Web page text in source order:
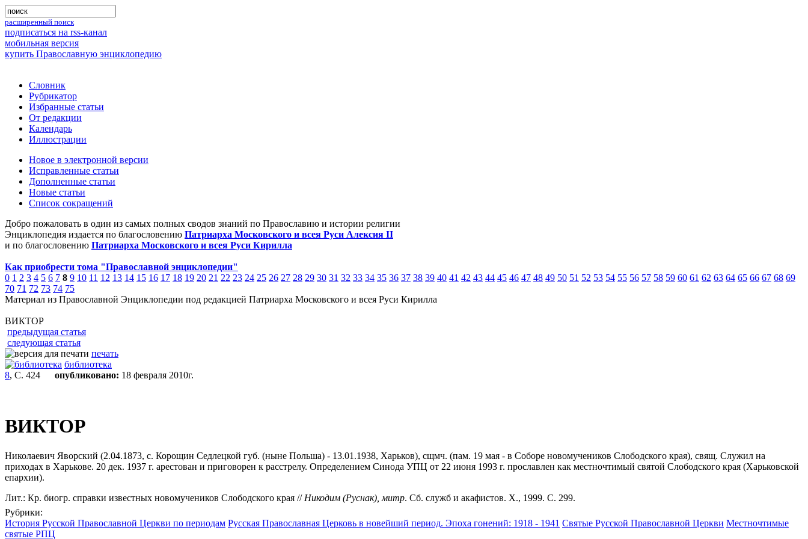
расширенный поиск
подписаться на rss-канал
мобильная версия
купить Православную энциклопедию
Словник
Рубрикатор
Избранные статьи
От редакции
Календарь
Иллюстрации
Новое в электронной версии
Исправленные статьи
Дополненные статьи
Новые статьи
Список сокращений
Добро пожаловать в один из самых полных сводов знаний по Православию и истории религии
Энциклопедия издается по благословению Патриарха Московского и всея Руси Алексия II
и по благословению Патриарха Московского и всея Руси Кирилла
Как приобрести тома "Православной энциклопедии"
0 1 2 3 4 5 6 7 8 9 10 11 12 13 14 15 16 17 18 19 20 21 22 23 24 25 26 27 28 29 30 31 32 33 34 35 36 37 38 39 40 41 42 43 44 45 46 47 48 49 50 51 52 53 54 55 56 57 58 59 60 61 62 63 64 65 66 67 68 69
70 71 72 73 74 75
Материал из Православной Энциклопедии под редакцией Патриарха Московского и всея Руси Кирилла
ВИКТОР
предыдущая статья
следующая статья
печать
библиотека
8, С. 424 опубликовано: 18 февраля 2010г.
ВИКТОР
Николаевич Яворский (2.04.1873, с. Корощин Седлецкой губ. (ныне Польша) - 13.01.1938, Харьков), сщмч. (пам. 19 мая - в Соборе новомучеников Слободского края), свящ. Служил на
приходах в Харькове. 20 дек. 1937 г. арестован и приговорен к расстрелу. Определением Синода УПЦ от 22 июня 1993 г. прославлен как местночтимый святой Слободского края (Харьковской
епархии).
Лит.: Кр. биогр. справки известных новомучеников Слободского края // Никодим (Руснак), митр. Сб. служб и акафистов. Х., 1999. С. 299.
Рубрики:
История Русской Православной Церкви по периодам Русская Православная Церковь в новейший период. Эпоха гонений: 1918 - 1941 Святые Русской Православной Церкви Местночтимые
святые РПЦ